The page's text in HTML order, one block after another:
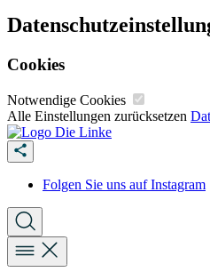
Cookies
Notwendige Cookies
Alle Einstellungen zurücksetzen
Folgen Sie uns auf Instagram